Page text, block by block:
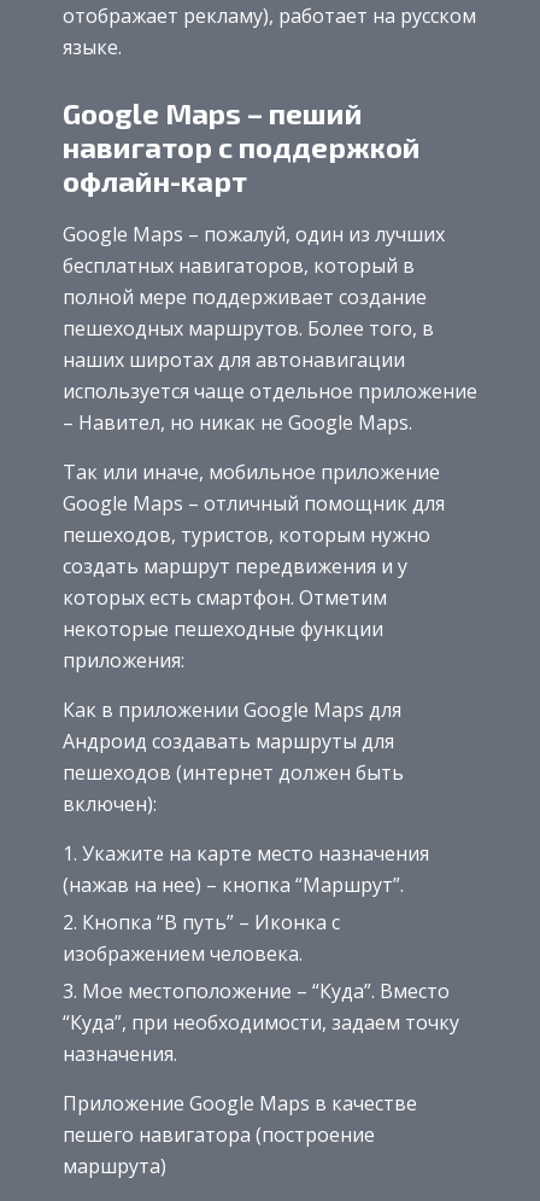
отображает рекламу), работает на русском
языке.
Google Maps – пеший
навигатор с поддержкой
офлайн-карт
Google Maps – пожалуй, один из лучших
бесплатных навигаторов, который в
полной мере поддерживает создание
пешеходных маршрутов. Более того, в
наших широтах для автонавигации
используется чаще отдельное приложение
– Навител, но никак не Google Maps.
Так или иначе, мобильное приложение
Google Maps – отличный помощник для
пешеходов, туристов, которым нужно
создать маршрут передвижения и у
которых есть смартфон. Отметим
некоторые пешеходные функции
приложения:
Как в приложении Google Maps для
Андроид создавать маршруты для
пешеходов (интернет должен быть
включен):
Укажите на карте место назначения
(нажав на нее) – кнопка “Маршрут”.
Кнопка “В путь” – Иконка с
изображением человека.
Мое местоположение – “Куда”. Вместо
“Куда”, при необходимости, задаем точку
назначения.
Приложение Google Maps в качестве
пешего навигатора (построение
маршрута)